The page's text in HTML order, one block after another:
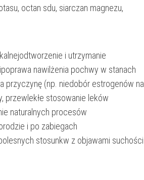
octan sdu, siarczan magnezu,
i utrzymanie
nawilżenia pochwy w stanach
przyczynę (np. niedobór estrogenów na
przewlekłe stosowanie leków
naturalnych procesów
i po zabiegach
stosunkw z objawami suchości